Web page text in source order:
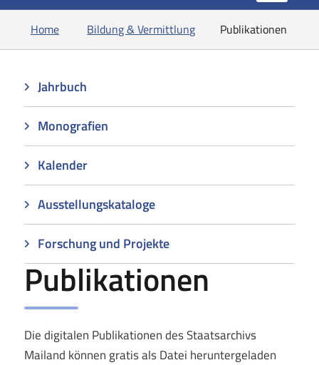
Home Bildung & Vermittlung Publikationen
Jahrbuch
Monografien
Kalender
Ausstellungskataloge
Forschung und Projekte
Publikationen
Die digitalen Publikationen des Staatsarchivs
Mailand können gratis als Datei heruntergeladen